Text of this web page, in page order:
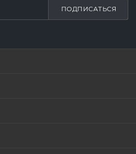
ПОДПИСАТЬСЯ